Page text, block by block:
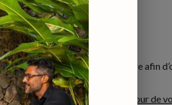
à contact@closdelariviere.re afin
à minima 14 jours avant le 1er jour de